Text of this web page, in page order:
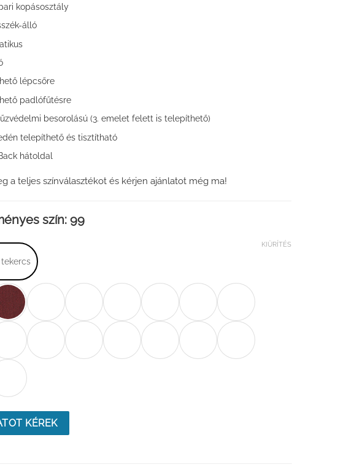
kopásosztály
álló
lépcsőre
padlófűtésre
besorolású (3. emelet felett is telepíthető)
telepíthető és tisztítható
hátoldal
a teljes színválasztékot és kérjen ajánlatot még ma!
szín: 99
KIÜRÍTÉS
KÉREK